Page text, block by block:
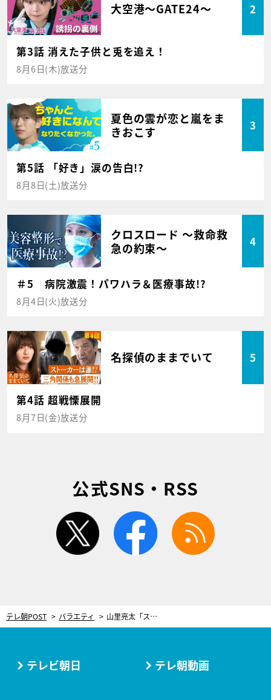
大空港～GATE24～ 2
第3話 消えた子供と兎を追え！
8月6日(木)放送分
夏色の雲が恋と嵐をま
きおこす
3
第5話 「好き」涙の告白!?
8月8日(土)放送分
クロスロード ～救命救
急の約束～
4
＃5 病院激震！パワハラ＆医療事故!?
8月4日(火)放送分
名探偵のままでいて 5
第4話 超戦慄展開
8月7日(金)放送分
公式SNS・RSS
twitter facebook
テレ朝POST バラエティ 山里亮太「スッゲェ好きなのに」“関係性リセット”有名タレントの実名＆塩対応を告白
テレビ朝日 テレ朝動画